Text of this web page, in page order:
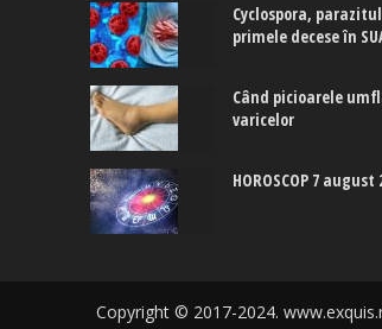
Cyclospora,
primele decese în
Când picioarele
varicelor
HOROSCOP 7 august
Copyright © 2017-2024.